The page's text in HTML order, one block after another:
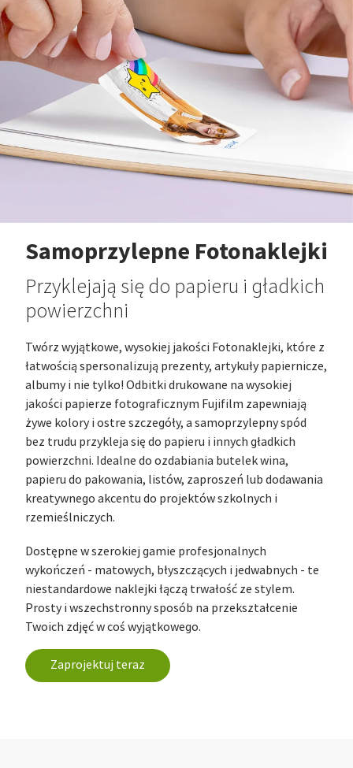
Samoprzylepne Fotonaklejki
Przyklejają się do papieru i gładkich
powierzchni
Twórz wyjątkowe, wysokiej jakości Fotonaklejki, które z
łatwością spersonalizują prezenty, artykuły papiernicze,
albumy i nie tylko! Odbitki drukowane na wysokiej
jakości papierze fotograficznym Fujifilm zapewniają
żywe kolory i ostre szczegóły, a samoprzylepny spód
bez trudu przykleja się do papieru i innych gładkich
powierzchni. Idealne do ozdabiania butelek wina,
papieru do pakowania, listów, zaproszeń lub dodawania
kreatywnego akcentu do projektów szkolnych i
rzemieślniczych.
Dostępne w szerokiej gamie profesjonalnych
wykończeń - matowych, błyszczących i jedwabnych - te
niestandardowe naklejki łączą trwałość ze stylem.
Prosty i wszechstronny sposób na przekształcenie
Twoich zdjęć w coś wyjątkowego.
Zaprojektuj teraz